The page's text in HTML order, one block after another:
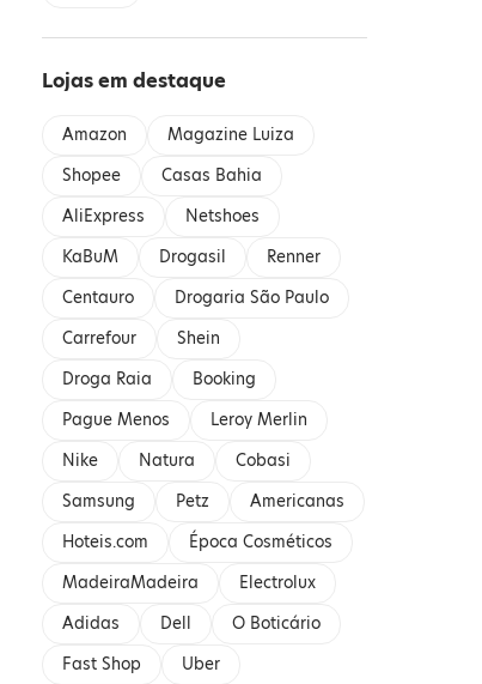
Lojas em destaque
Amazon
Magazine Luiza
Shopee
Casas Bahia
AliExpress
Netshoes
KaBuM
Drogasil
Renner
Centauro
Drogaria São Paulo
Carrefour
Shein
Droga Raia
Booking
Pague Menos
Leroy Merlin
Nike
Natura
Cobasi
Samsung
Petz
Americanas
Hoteis.com
Época Cosméticos
MadeiraMadeira
Electrolux
Adidas
Dell
O Boticário
Fast Shop
Uber